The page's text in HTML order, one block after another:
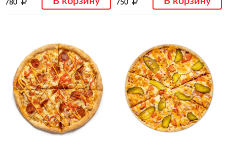
780 750